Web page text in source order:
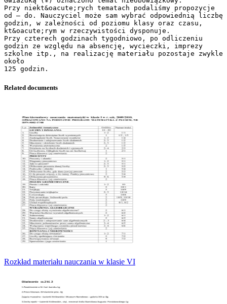
Przy niekt&oacute;rych tematach podaliśmy propozycje
od – do. Nauczyciel może sam wybrać odpowiednią liczbę
godzin, w zależności od poziomu klasy oraz czasu,
kt&oacute;rym w rzeczywistości dysponuje.
Przy czterech godzinach tygodniowo, po odliczeniu
godzin ze względu na absencję, wycieczki, imprezy
szkolne itp., na realizację materiału pozostaje zwykle
około
Related documents
Rozkład materiału nauczania w klasie VI